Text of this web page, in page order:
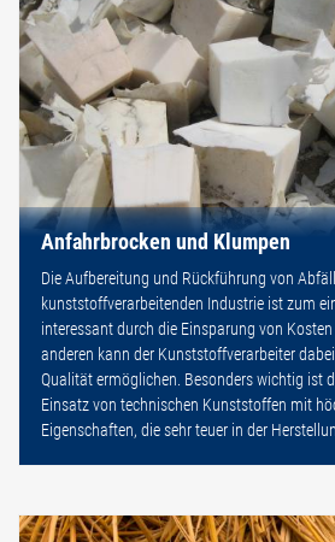
Anfahrbrocken und Klumpen
Die Aufbereitung und Rückführung von
kunststoffverarbeitenden Industrie ist zum
interessant durch die Einsparung von
anderen kann der Kunststoffverarbeiter
Qualität ermöglichen. Besonders wichtig ist
Einsatz von technischen Kunststoffen mit
Eigenschaften, die sehr teuer in der